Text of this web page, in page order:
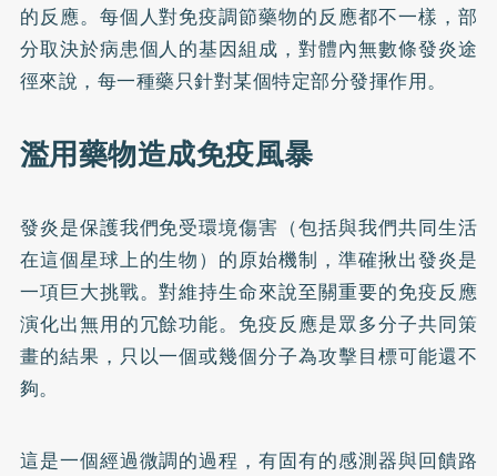
的反應。每個人對免疫調節藥物的反應都不一樣，部
分取決於病患個人的基因組成，對體內無數條發炎途
徑來說，每一種藥只針對某個特定部分發揮作用。
濫用藥物造成免疫風暴
發炎是保護我們免受環境傷害（包括與我們共同生活
在這個星球上的生物）的原始機制，準確揪出發炎是
一項巨大挑戰。對維持生命來說至關重要的免疫反應
演化出無用的冗餘功能。免疫反應是眾多分子共同策
畫的結果，只以一個或幾個分子為攻擊目標可能還不
夠。
這是一個經過微調的過程，有固有的感測器與回饋路